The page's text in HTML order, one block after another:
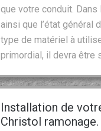
que votre conduit.
ainsi que l’état général
type de matériel à
primordial, il devra être
Installation de
Christol ramonage.